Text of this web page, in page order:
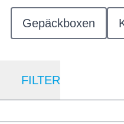
Gepäckboxen
FILTER